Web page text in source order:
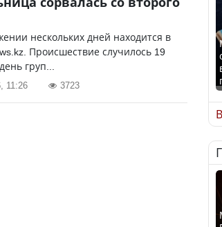
нескольких дней находится в
Происшествие случилось 19
груп...
11:26 3723